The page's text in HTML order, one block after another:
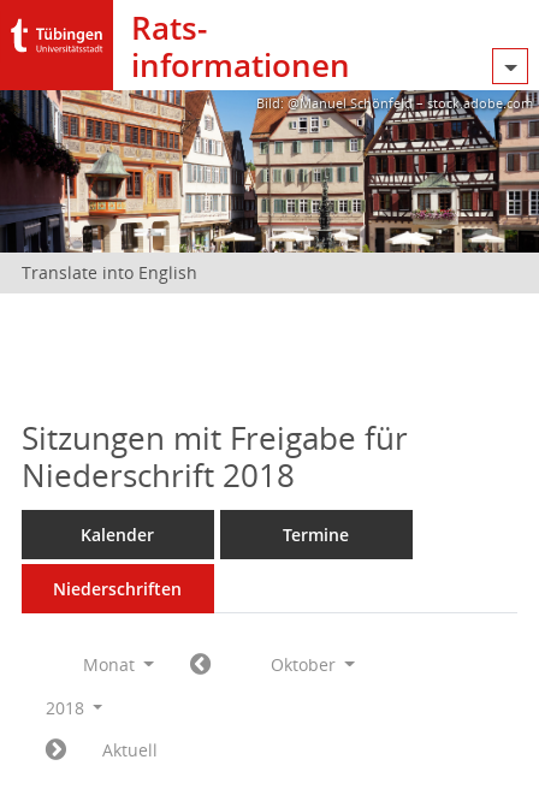
Rats­
informationen
Bild: @Manuel Schönfeld – stock.adobe.com
Translate into English
Sitzungen mit Freigabe für
Niederschrift 2018
Kalender Termine
Niederschriften
Monat
Oktober
2018
Aktuell